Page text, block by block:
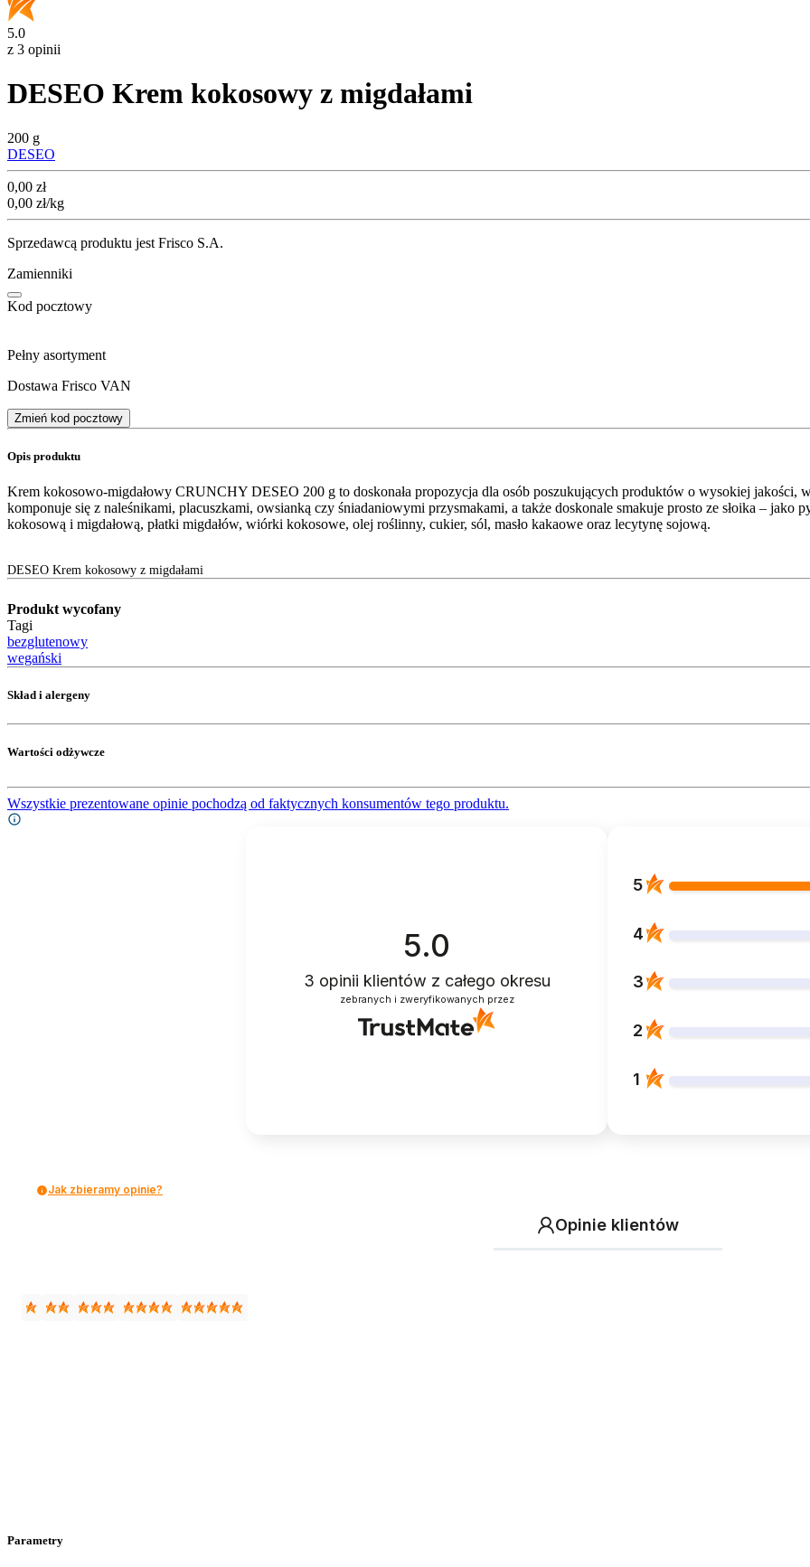
5.0
z 3 opinii
DESEO Krem kokosowy z migdałami
200 g
DESEO
Cena
0,00 zł
0,00 zł/kg
Sprzedawcą produktu jest Frisco S.A.
Zamienniki
Kod pocztowy
Pełny asortyment
Dostawa Frisco VAN
Zmień kod pocztowy
Opis produktu
Krem kokosowo-migdałowy CRUNCHY DESEO 200 g to doskonała propozycja dla osób poszukujących produktów o wysokiej jakości,
komponuje się z naleśnikami, placuszkami, owsianką czy śniadaniowymi przysmakami, a także doskonale smakuje prosto ze słoika – jako
kokosową i migdałową, płatki migdałów, wiórki kokosowe, olej roślinny, cukier, sól, masło kakaowe oraz lecytynę sojową.
DESEO Krem kokosowy z migdałami
Produkt wycofany
Tagi
bezglutenowy
wegański
Skład i alergeny
Wartości odżywcze
Wszystkie prezentowane opinie pochodzą od faktycznych konsumentów tego produktu.
5.0
3 opinii klientów z całego okresu
zebranych i zweryfikowanych przez
5
4
3
2
1
Jak zbieramy opinie?
Opinie klientów
Parametry